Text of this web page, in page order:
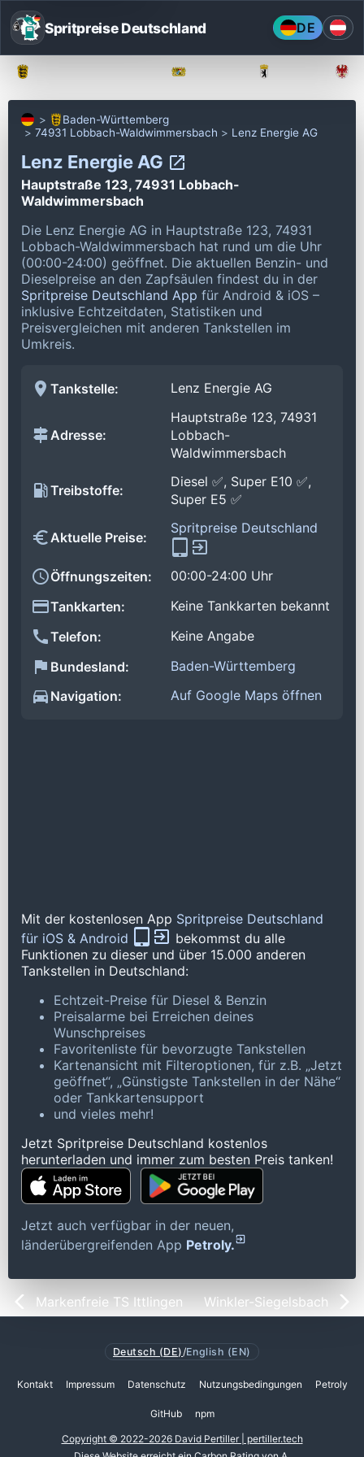
Spritpreise Deutschland DE
Baden-Württemberg
74931 Lobbach-Waldwimmersbach
Lenz Energie AG
Lenz Energie AG
Hauptstraße 123, 74931 Lobbach-
Waldwimmersbach
Die Lenz Energie AG in Hauptstraße 123, 74931
Lobbach-Waldwimmersbach hat rund um die Uhr
(00:00-24:00) geöffnet. Die aktuellen Benzin- und
Dieselpreise an den Zapfsäulen findest du in der
Spritpreise Deutschland App für Android & iOS –
inklusive Echtzeitdaten, Statistiken und
Preisvergleichen mit anderen Tankstellen im
Umkreis.
Tankstelle: Lenz Energie AG
Adresse:
Hauptstraße 123, 74931
Lobbach-
Waldwimmersbach
Treibstoffe:
Diesel ✅, Super E10 ✅,
Super E5 ✅
Aktuelle Preise:
Spritpreise Deutschland
Öffnungszeiten:
00:00-24:00 Uhr
Tankkarten:
Keine Tankkarten bekannt
Telefon:
Keine Angabe
Bundesland:
Baden-Württemberg
Navigation:
Auf Google Maps öffnen
Mit der kostenlosen App Spritpreise Deutschland
für iOS & Android
bekommst du alle
Funktionen zu dieser und über 15.000 anderen
Tankstellen in Deutschland:
Echtzeit-Preise für Diesel & Benzin
Preisalarme bei Erreichen deines
Wunschpreises
Favoritenliste für bevorzugte Tankstellen
Kartenansicht mit Filteroptionen, für z.B. „Jetzt
geöffnet“, „Günstigste Tankstellen in der Nähe“
oder Tankkartensupport
und vieles mehr!
Jetzt Spritpreise Deutschland kostenlos
herunterladen und immer zum besten Preis tanken!
Jetzt auch verfügbar in der neuen,
länderübergreifenden App Petroly.
Markenfreie TS Ittlingen Winkler-Siegelsbach
Deutsch (DE) /English (EN)
Kontakt Impressum Datenschutz Nutzungsbedingungen Petroly
GitHub npm
Copyright © 2022-2026 David Pertiller | pertiller.tech